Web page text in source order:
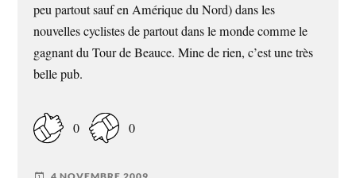
peu partout sauf en Amérique du Nord) dans les
nouvelles cyclistes de partout dans le monde comme le
gagnant du Tour de Beauce. Mine de rien, c’est une très
belle pub.
0 0